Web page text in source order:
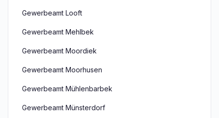
Gewerbeamt Looft
Gewerbeamt Mehlbek
Gewerbeamt Moordiek
Gewerbeamt Moorhusen
Gewerbeamt Mühlenbarbek
Gewerbeamt Münsterdorf